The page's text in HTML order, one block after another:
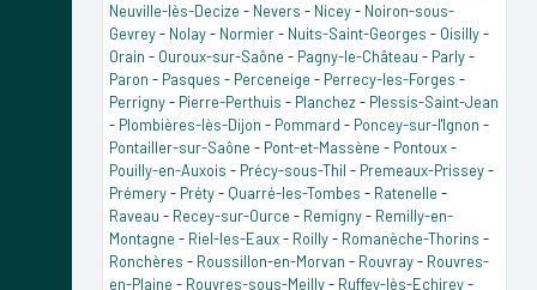
Neuville-lès-Decize - Nevers - Nicey- Noiron-sous-
Gevrey- Nolay- Normier- Nuits-Saint-Georges - Oisilly-
Orain - Ouroux-sur-Saône - Pagny-le-Château - Parly-
Paron - Pasques - Perceneige - Perrecy-les-Forges -
Perrigny- Pierre-Perthuis - Planchez- Plessis-Saint-Jean
- Plombières-lès-Dijon - Pommard - Poncey-sur-l'Ignon -
Pontailler-sur-Saône - Pont-et-Massène - Pontoux-
Pouilly-en-Auxois - Précy-sous-Thil - Premeaux-Prissey-
Prémery- Préty- Quarré-les-Tombes - Ratenelle -
Raveau - Recey-sur-Ource - Remigny- Remilly-en-
Montagne - Riel-les-Eaux- Roilly- Romanèche-Thorins -
Ronchères - Roussillon-en-Morvan - Rouvray- Rouvres-
en-Plaine - Rouvres-sous-Meilly- Ruffey-lès-Echirey-